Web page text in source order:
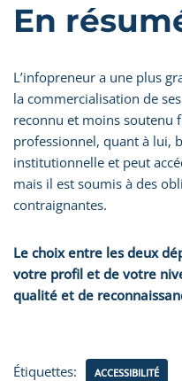
En
L’infopreneur a une plus
la commercialisation de
reconnu et moins soutenu
professionnel, quant à lui,
institutionnelle et peut
mais il est soumis à des
contraignantes.
Le choix entre les deux
votre profil et de votre
qualité et de
Étiquettes: ACCESSIBILITÉ